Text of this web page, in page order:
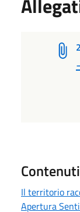
Il territorio
Apertura